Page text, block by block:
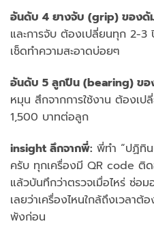
อันดับ 4 ยางจับ (grip) ของดัม
และการจับ ต้องเปลี่ยนทุก 2-3
เช็ดทำความสะอาดบ่อยๆ
อันดับ 5 ลูกปืน (bearing) ขอ
หมุน สึกจากการใช้งาน ต้องเ
1,500 บาทต่อลูก
insight ลึกจากพี่: พี่ทำ “ปฏิทิน
ครับ ทุกเครื่องมี QR code ติ
แล้วบันทึกว่าตรวจเมื่อไหร่ ซ่อม
เลยว่าเครื่องไหนใกล้ถึงเวลา
พังก่อน